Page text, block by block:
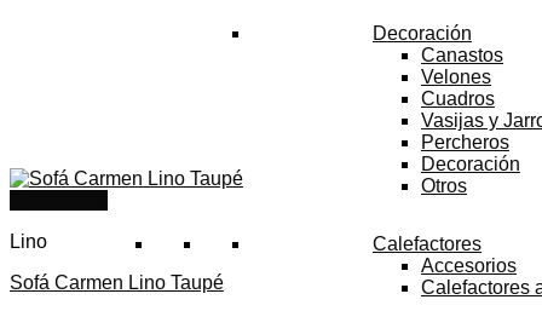
Decoración
Canastos
Velones
Cuadros
Vasijas y
Percheros
Decoración
Otros
Calefactores
Accesorios
Calefactores
Lino
Sofá Carmen Lino Taupé